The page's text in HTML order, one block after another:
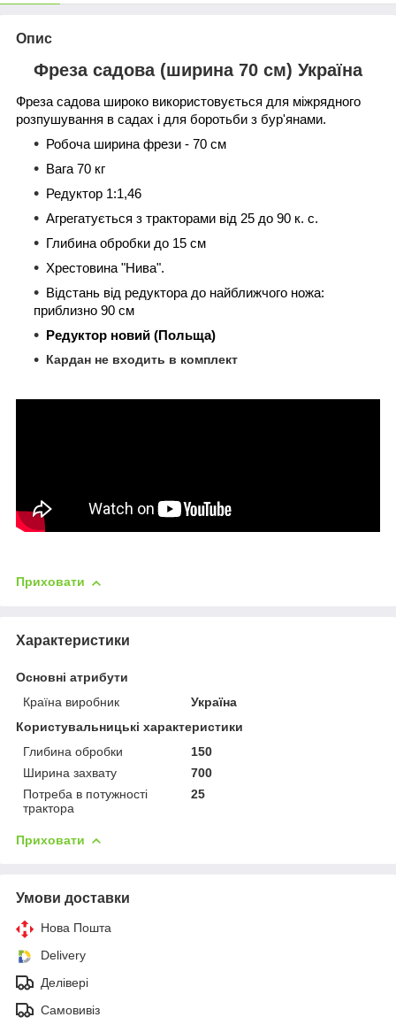
Опис
Фреза садова (ширина 70 см) Україна
Фреза садова широко використовується для міжрядного
розпушування в садах і для боротьби з бур'янами.
Робоча ширина фрези - 70 см
Вага 70 кг
Редуктор 1:1,46
Агрегатується з тракторами від 25 до 90 к. с.
Глибина обробки до 15 см
Хрестовина "Нива".
Відстань від редуктора до найближчого ножа:
приблизно 90 см
Редуктор новий (Польща)
Кардан не входить в комплект
Приховати
Характеристики
Основні атрибути
Країна виробник
Україна
Користувальницькі характеристики
Глибина обробки
150
Ширина захвату
700
Потреба в потужності
трактора
25
Приховати
Умови доставки
Нова Пошта
Delivery
Делівері
Самовивіз